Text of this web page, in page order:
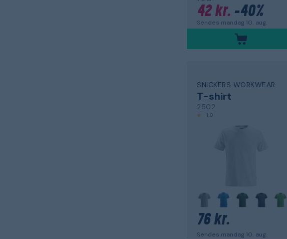
42 kr. -40%
Sendes mandag 10. aug.
SNICKERS WORKWEAR
T-shirt
2502
1,0
76 kr.
Sendes mandag 10. aug.